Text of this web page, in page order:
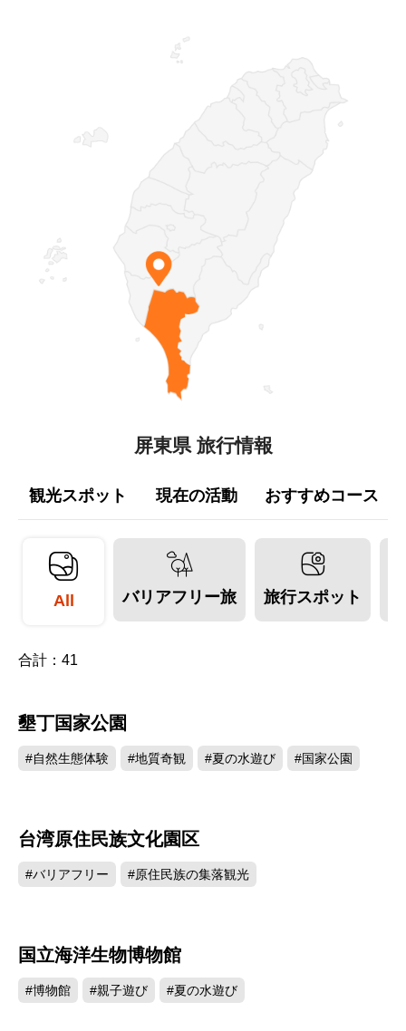
屏東県 旅行情報
観光スポット 現在の活動 おすすめコース
All バリアフリー旅 旅行スポット
合計： 41
墾丁国家公園
#自然生態体験 #地質奇観 #夏の水遊び #国家公園
台湾原住民族文化園区
#バリアフリー #原住民族の集落観光
国立海洋生物博物館
#博物館 #親子遊び #夏の水遊び